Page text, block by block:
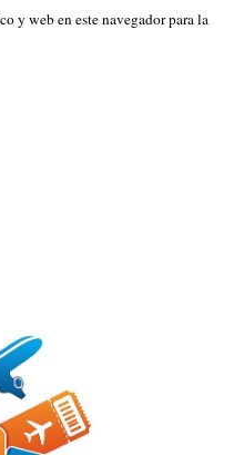
y web en este navegador para la